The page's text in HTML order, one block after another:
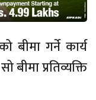
बीमा गर्ने कार्य
प्रतिव्यक्ति